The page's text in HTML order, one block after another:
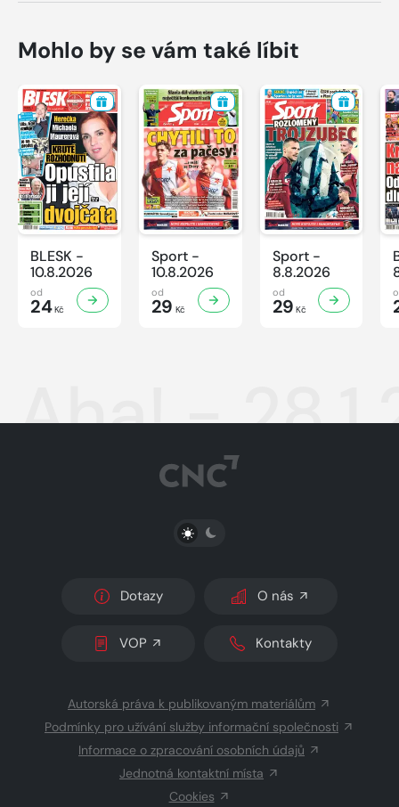
Mohlo by se vám také líbit
BLESK -
10.8.2026
od
24Kč
Sport -
10.8.2026
od
29 Kč
Sport -
8.8.2026
od
29 Kč
Aha! -
PŘEPNOUT SVĚTLÝ/TMAVÝ REŽIM
Dotazy O nás
VOP Kontakty
Autorská práva k publikovaným materiálům
Podmínky pro užívání služby informační společnosti
Informace o zpracování osobních údajů
Jednotná kontaktní místa
Cookies